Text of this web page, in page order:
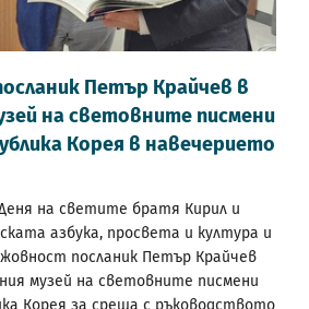
Петър Крайчев в
на световните писмени
Корея в навечерието
на светите братя Кирил и
азбука, просвета и култура и
посланик Петър Крайчев
музей на световните писмени
Корея за среща с ръководството